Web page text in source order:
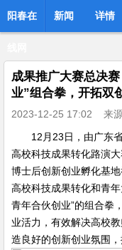
阳春在 新闻 详情
成果推广大赛总决
业”组合拳，开拓双
2023-12-25 17:02 来
12月23日，由广东
高校科技成果转化路演
博士后创新创业孵化基
高校科技成果转化和青
青年合伙创业”的组合拳
业活力，有效解决高校
造良好的创新创业氛围